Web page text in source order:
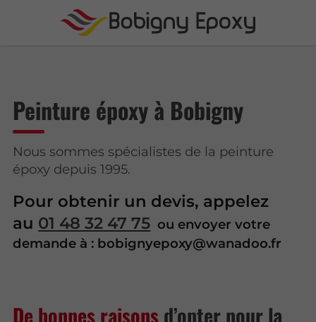
Peinture époxy à Bobigny
Nous sommes spécialistes de la peinture
époxy depuis 1995.
Pour obtenir un devis, appelez
au 01 48 32 47 75 ou envoyer votre
demande à : bobignyepoxy@wanadoo.fr
De bonnes raisonsd’opter pour la